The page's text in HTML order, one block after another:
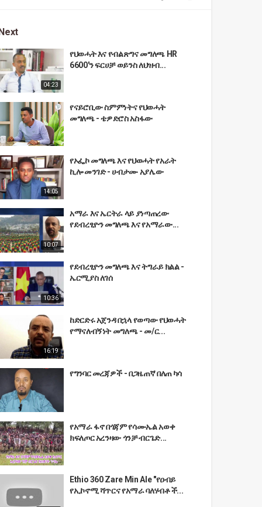
04:23
የህወሓት እና የብልጽግና መግለጫ HR
6600'ን ፍርሀቻ ወይንስ ለህዝብ...
የናይሮቢው ስምምነትና የህወሓት
መግለጫ - ቴዎድሮስ አስፋው
14:05
የኦፌኮ መግለጫ እና የህወሓት የአራት
ኪሎ መንገድ - ሀብታሙ አያሌው
10:07
አማራ እና ኤርትራ ላይ ያነጣጠረው
የደብረፂዮን መግለጫ እና የአማራው...
10:36
የደብረፂዮን መግለጫ እና ትግራይ ክልል -
ኤርሚያስ ለገሰ
16:19
ከድርድሩ አጀንዳ በኋላ የወጣው የህወሓት
የማናለብኝነት መግለጫ - መ/ር...
የግንባር መረጃዎች - በጋዜጠኛ በለጠ ካሳ
የአማራ ፋኖ በጎጃም የሳሙኤል አወቀ
ክፍለጦር አረንዛው ጎንቻ ብርጌድ...
Ethio 360 Zare Min Ale "የዐብይ
የኢኮኖሚ ሻጥርና የአማራ ባለሃብቶች...